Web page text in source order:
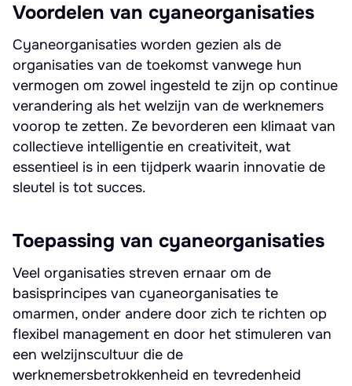
Voordelen van cyaneorganisaties
Cyaneorganisaties worden gezien als de
organisaties van de toekomst vanwege hun
vermogen om zowel ingesteld te zijn op continue
verandering als het welzijn van de werknemers
voorop te zetten. Ze bevorderen een klimaat van
collectieve intelligentie en creativiteit, wat
essentieel is in een tijdperk waarin innovatie de
sleutel is tot succes.
Toepassing van cyaneorganisaties
Veel organisaties streven ernaar om de
basisprincipes van cyaneorganisaties te
omarmen, onder andere door zich te richten op
flexibel management en door het stimuleren van
een welzijnscultuur die de
werknemersbetrokkenheid en tevredenheid